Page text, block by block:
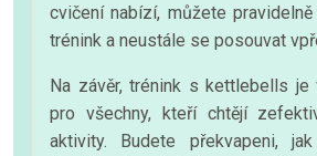
cvičení nabízí, můžete
trénink a neustále se posouvat
Na závěr, trénink s kettlebells je
pro všechny, kteří chtějí
aktivity. Budete překvapeni,